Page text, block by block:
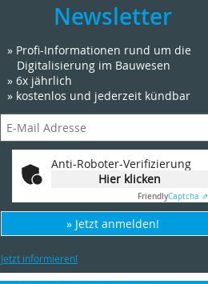
Newsletter
» Profi-Informationen rund um die
Digitalisierung im Bauwesen
» 6x jährlich
» kostenlos und jederzeit kündbar
Anti-Roboter-Verifizierung
Hier klicken
FriendlyCaptcha ⇗
» Jetzt anmelden!
Jetzt informieren!